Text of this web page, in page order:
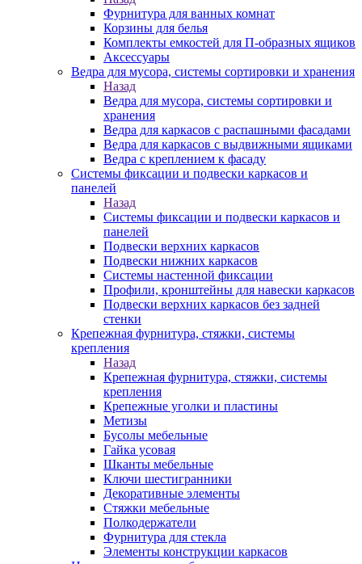
Фурнитура для ванных комнат
Корзины для белья
Комплекты емкостей для П-образных ящиков
Аксессуары
Ведра для мусора, системы сортировки и хранения
Назад
Ведра для мусора, системы сортировки и
хранения
Ведра для каркасов с распашными фасадами
Ведра для каркасов с выдвижными ящиками
Ведра с креплением к фасаду
Системы фиксации и подвески каркасов и
панелей
Назад
Системы фиксации и подвески каркасов и
панелей
Подвески верхних каркасов
Подвески нижних каркасов
Системы настенной фиксации
Профили, кронштейны для навески каркасов
Подвески верхних каркасов без задней
стенки
Крепежная фурнитура, стяжки, системы
крепления
Назад
Крепежная фурнитура, стяжки, системы
крепления
Крепежные уголки и пластины
Метизы
Бусолы мебельные
Гайка усовая
Шканты мебельные
Ключи шестигранники
Декоративные элементы
Стяжки мебельные
Полкодержатели
Фурнитура для стекла
Элементы конструкции каркасов